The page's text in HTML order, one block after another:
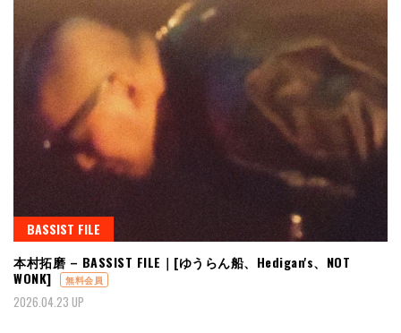
BASSIST FILE
本村拓磨 – BASSIST FILE｜[ゆうらん船、Hedigan's、NOT
WONK]
無料会員
2026.04.23 UP